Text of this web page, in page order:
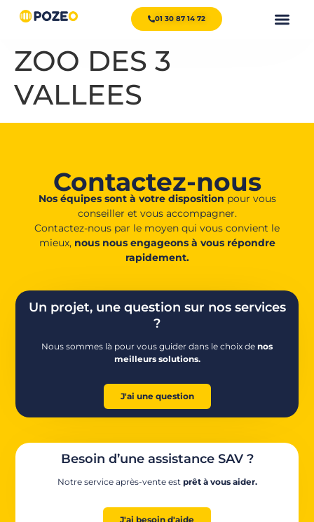
01 30 87 14 72
ZOO DES 3
VALLEES
Contactez-nous
Nos équipes sont à votre disposition pour vous
conseiller et vous accompagner.
Contactez-nous par le moyen qui vous convient le
mieux, nous nous engageons à vous répondre
rapidement.
Un projet, une question sur nos services
?
Nous sommes là pour vous guider dans le choix de nos
meilleurs solutions.
J'ai une question
Besoin d’une assistance SAV ?
Notre service après-vente est prêt à vous aider.
J'ai besoin d'aide